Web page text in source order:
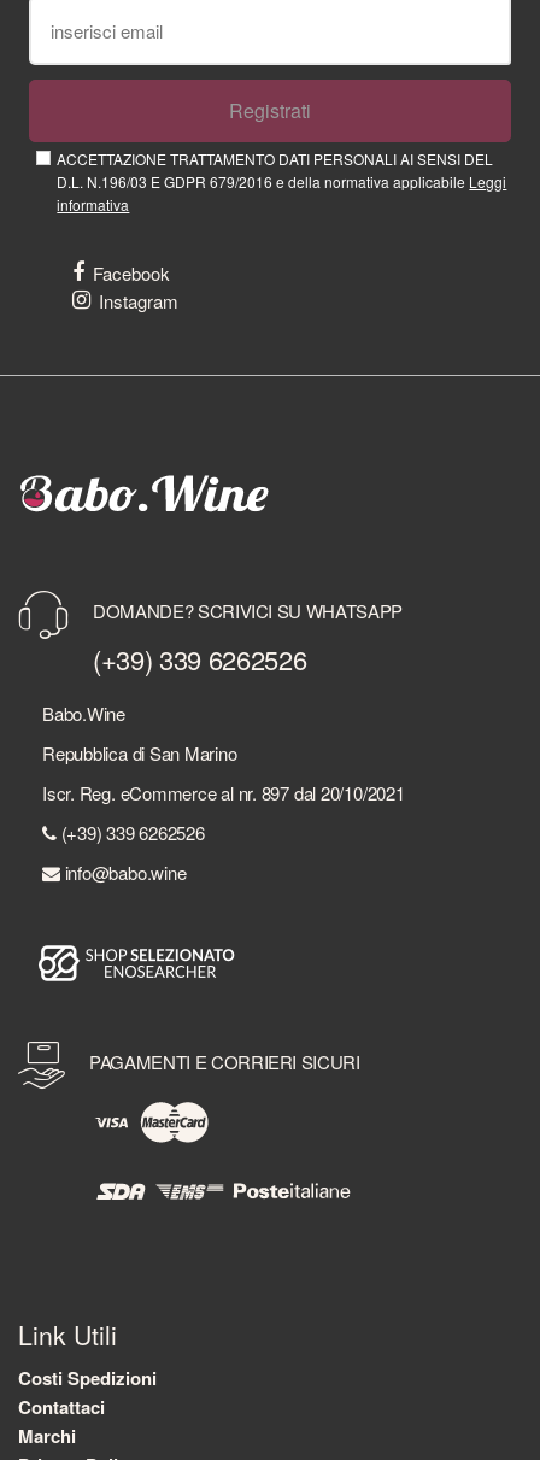
Registrati
ACCETTAZIONE TRATTAMENTO DATI PERSONALI AI SENSI DEL
D.L. N.196/03 E GDPR 679/2016 e della normativa applicabile Leggi
informativa
Facebook
Instagram
DOMANDE? SCRIVICI SU WHATSAPP
(+39) 339 6262526
Babo.Wine
Repubblica di San Marino
Iscr. Reg. eCommerce al nr. 897 dal 20/10/2021
(+39) 339 6262526
info@babo.wine
PAGAMENTI E CORRIERI SICURI
Link Utili
Costi Spedizioni
Contattaci
Marchi